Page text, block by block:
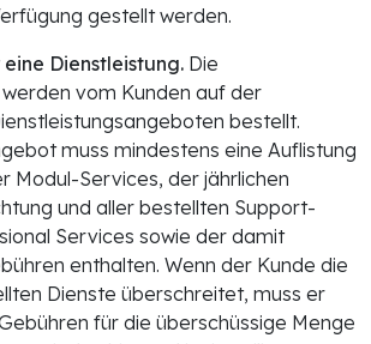
gestellt werden.
Dienstleistung. Die
vom Kunden auf der
bestellt.
muss mindestens eine Auflistung
Modul-Services, der jährlichen
und aller bestellten Support-
Services sowie der damit
enthalten. Wenn der Kunde die
Dienste überschreitet, muss er
für die überschüssige Menge